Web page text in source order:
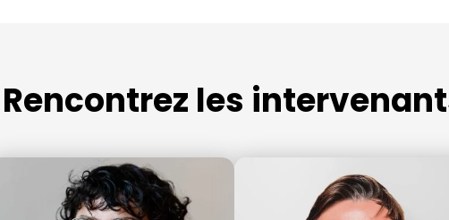
Rencontrez les